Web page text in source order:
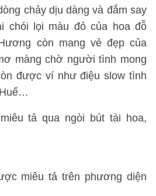
chảy dịu dàng và đắm say
chói lọi màu đỏ của hoa đỗ
còn mang vẻ đẹp của
màng chờ người tình mong
được ví như điệu slow tình
tả qua ngòi bút tài hoa,
miêu tả trên phương diện